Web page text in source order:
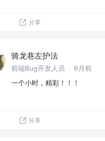
分享
骑龙巷左护法
前端Bug开发人员 · 9月前
一个小时，精彩！！！
分享